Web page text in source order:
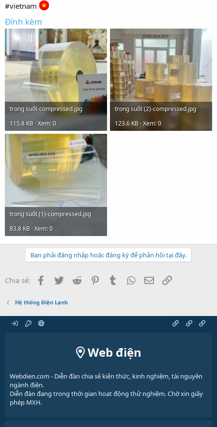
#vietnam
Đính kèm
trong suốt-compressed.jpg
115.8 KB · Xem: 0
trong suốt (2)-compressed.jpg
123.6 KB · Xem: 0
trong suốt (1)-compressed.jpg
83.8 KB · Xem: 0
Bạn phải đăng nhập hoặc đăng ký để phản hồi tại đây.
Chia sẻ: Facebook
Twitter Reddit PinterestTumblr WhatsApp
Email
Hệ thống Điện Lạnh
Web điện
Webdien.com - Diễn đàn chia sẻ kiến thức, kinh nghiệm, tài nguyên
ngành điện.
Diễn đàn đang trong thời gian hoạt động thử nghiệm. Chờ xin giấy
phép MXH.